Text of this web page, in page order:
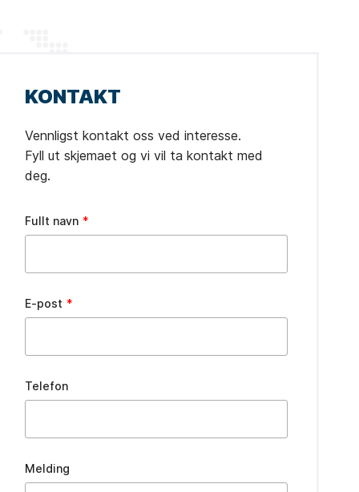
KONTAKT
Vennligst kontakt oss ved interesse.
Fyll ut skjemaet og vi vil ta kontakt med
deg.
this
Fullt navn
E-post
Telefon
Melding